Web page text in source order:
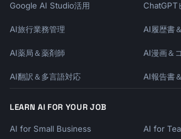
Google AI Studio活用 ChatGPT
AI旅行業務管理 AI履歴書
AI薬局＆薬剤師 AI漫画＆
AI翻訳＆多言語対応 AI報告書
LEARN AI FOR YOUR JOB
AI for Small Business AI for